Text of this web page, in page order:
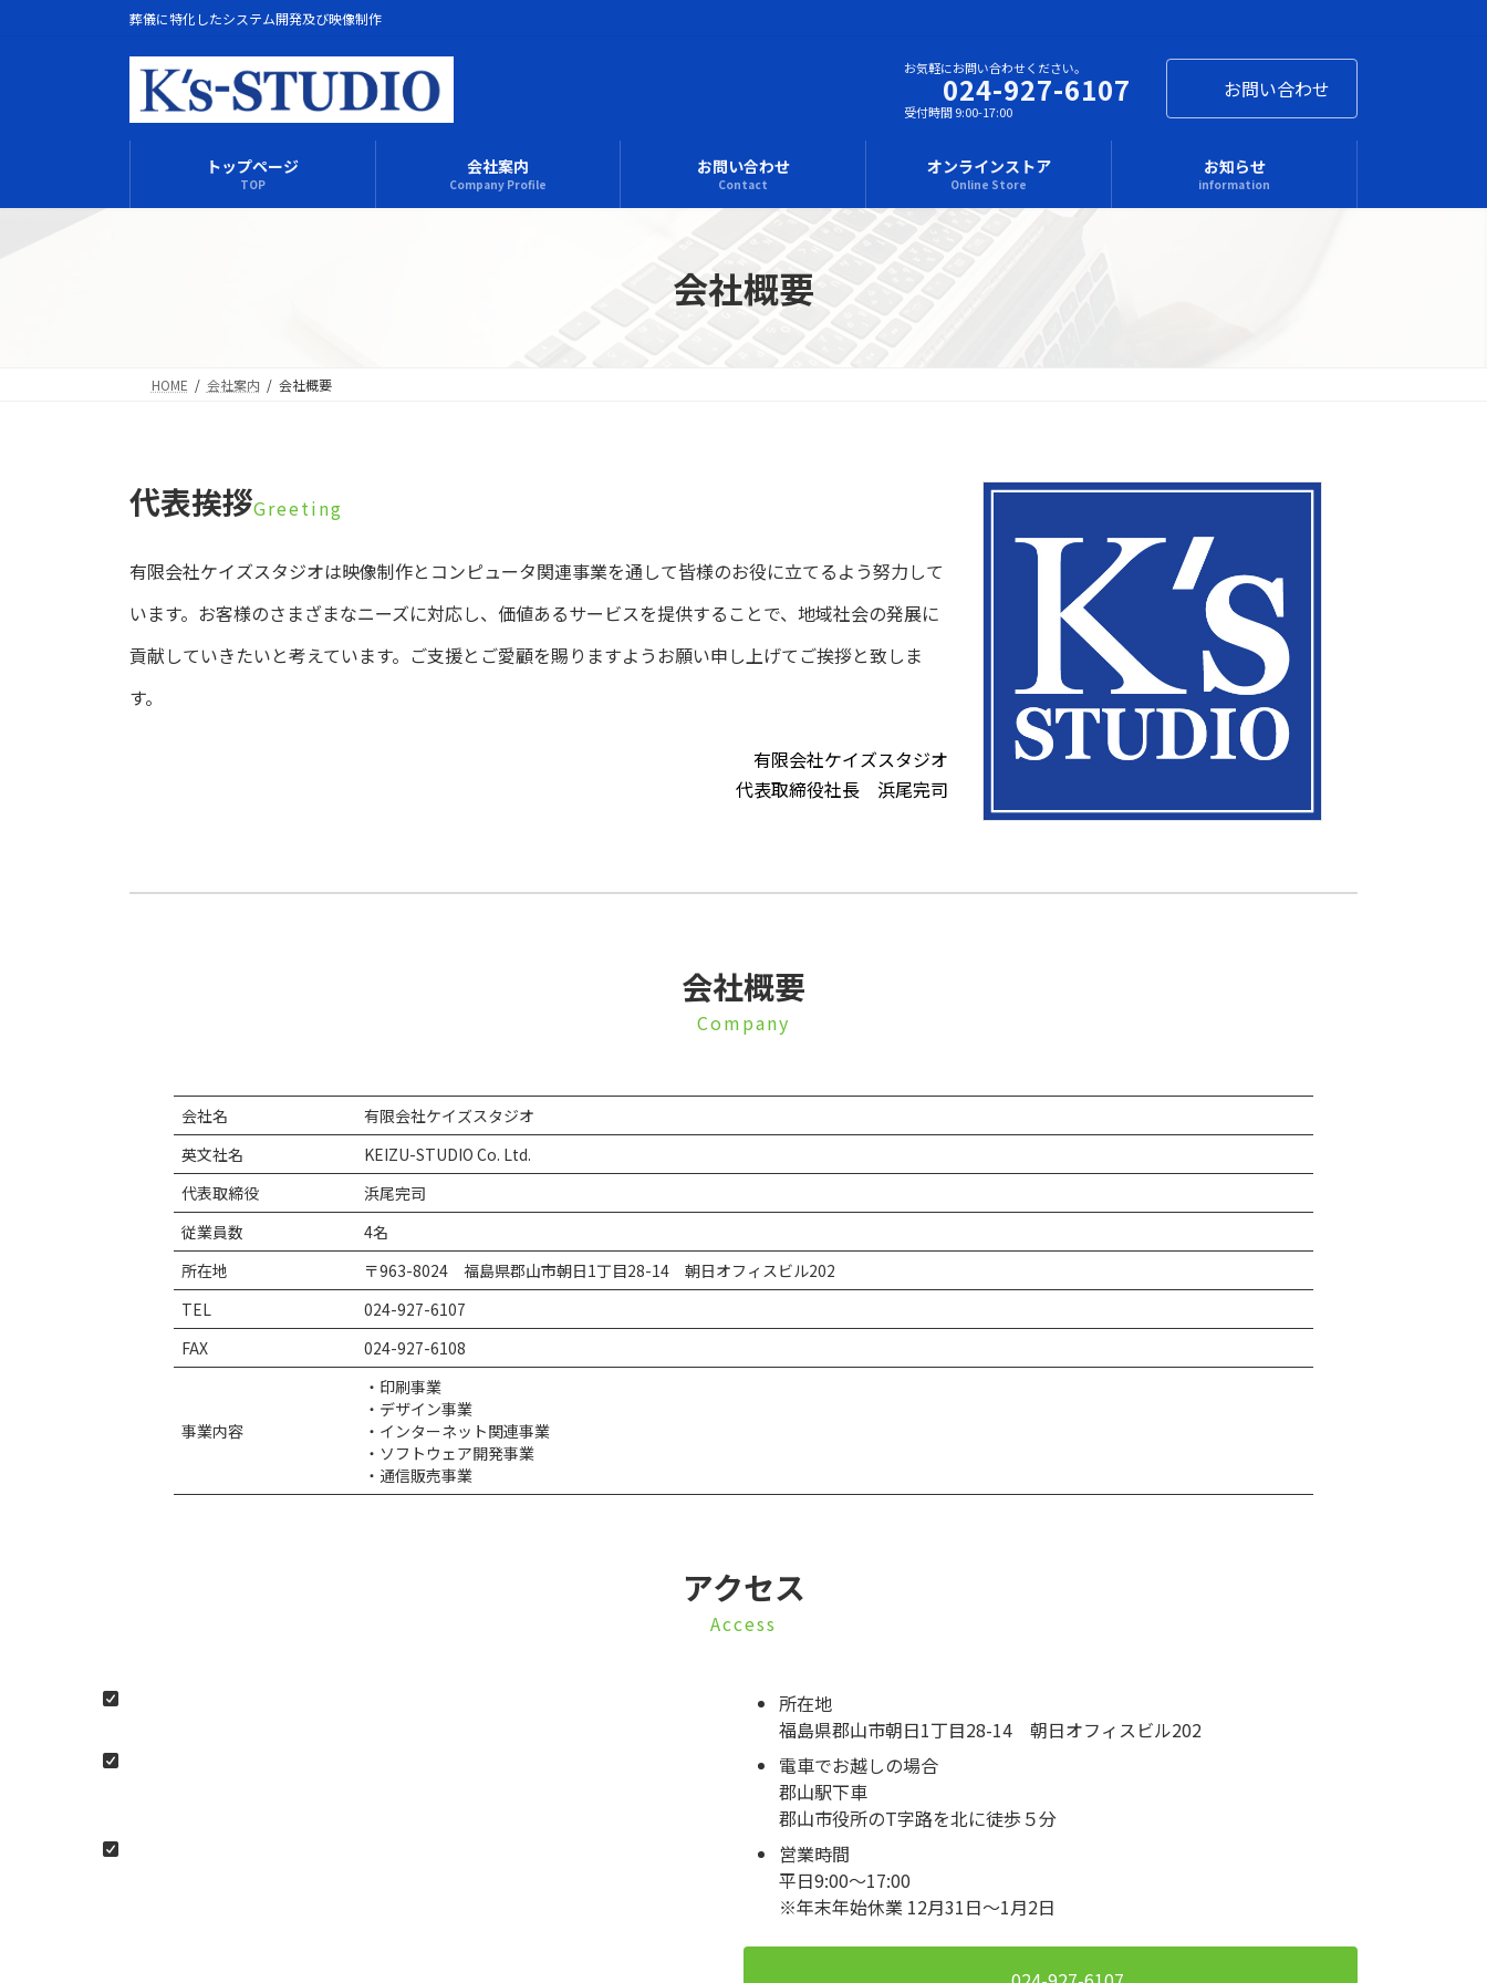
葬儀に特化したシステム開発及び映像制作
お気軽にお問い合わせください。
024-927-6107
受付時間 9:00-17:00
お問い合わせ
トップページ
TOP
会社案内
Company Profile
お問い合わせ
Contact
オンラインストア
Online Store
お知らせ
information
会社概要
HOME 会社案内 会社概要
代表挨拶Greeting
有限会社ケイズスタジオは映像制作とコンピュータ関連事業を通して皆様のお役に立てるよう努力して
います。お客様のさまざまなニーズに対応し、価値あるサービスを提供することで、地域社会の発展に
貢献していきたいと考えています。ご支援とご愛顧を賜りますようお願い申し上げてご挨拶と致しま
す。
有限会社ケイズスタジオ
代表取締役社長 浜尾完司
会社概要
Company
会社名
有限会社ケイズスタジオ
英文社名
KEIZU-STUDIO Co. Ltd.
代表取締役
浜尾完司
従業員数
4名
所在地
〒963-8024 福島県郡山市朝日1丁目28-14 朝日オフィスビル202
TEL
024-927-6107
FAX
024-927-6108
事業内容
・印刷事業
・デザイン事業
・インターネット関連事業
・ソフトウェア開発事業
・通信販売事業
アクセス
Access
所在地
福島県郡山市朝日1丁目28-14 朝日オフィスビル202
電車でお越しの場合
郡山駅下車
郡山市役所のT字路を北に徒歩５分
営業時間
平日9:00～17:00
※年末年始休業 12月31日～1月2日